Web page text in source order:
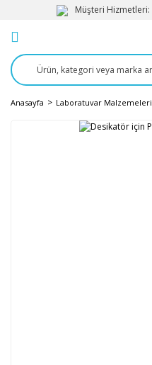
Müşteri Hizmetleri:
Anasayfa Laboratuvar Malzemeleri